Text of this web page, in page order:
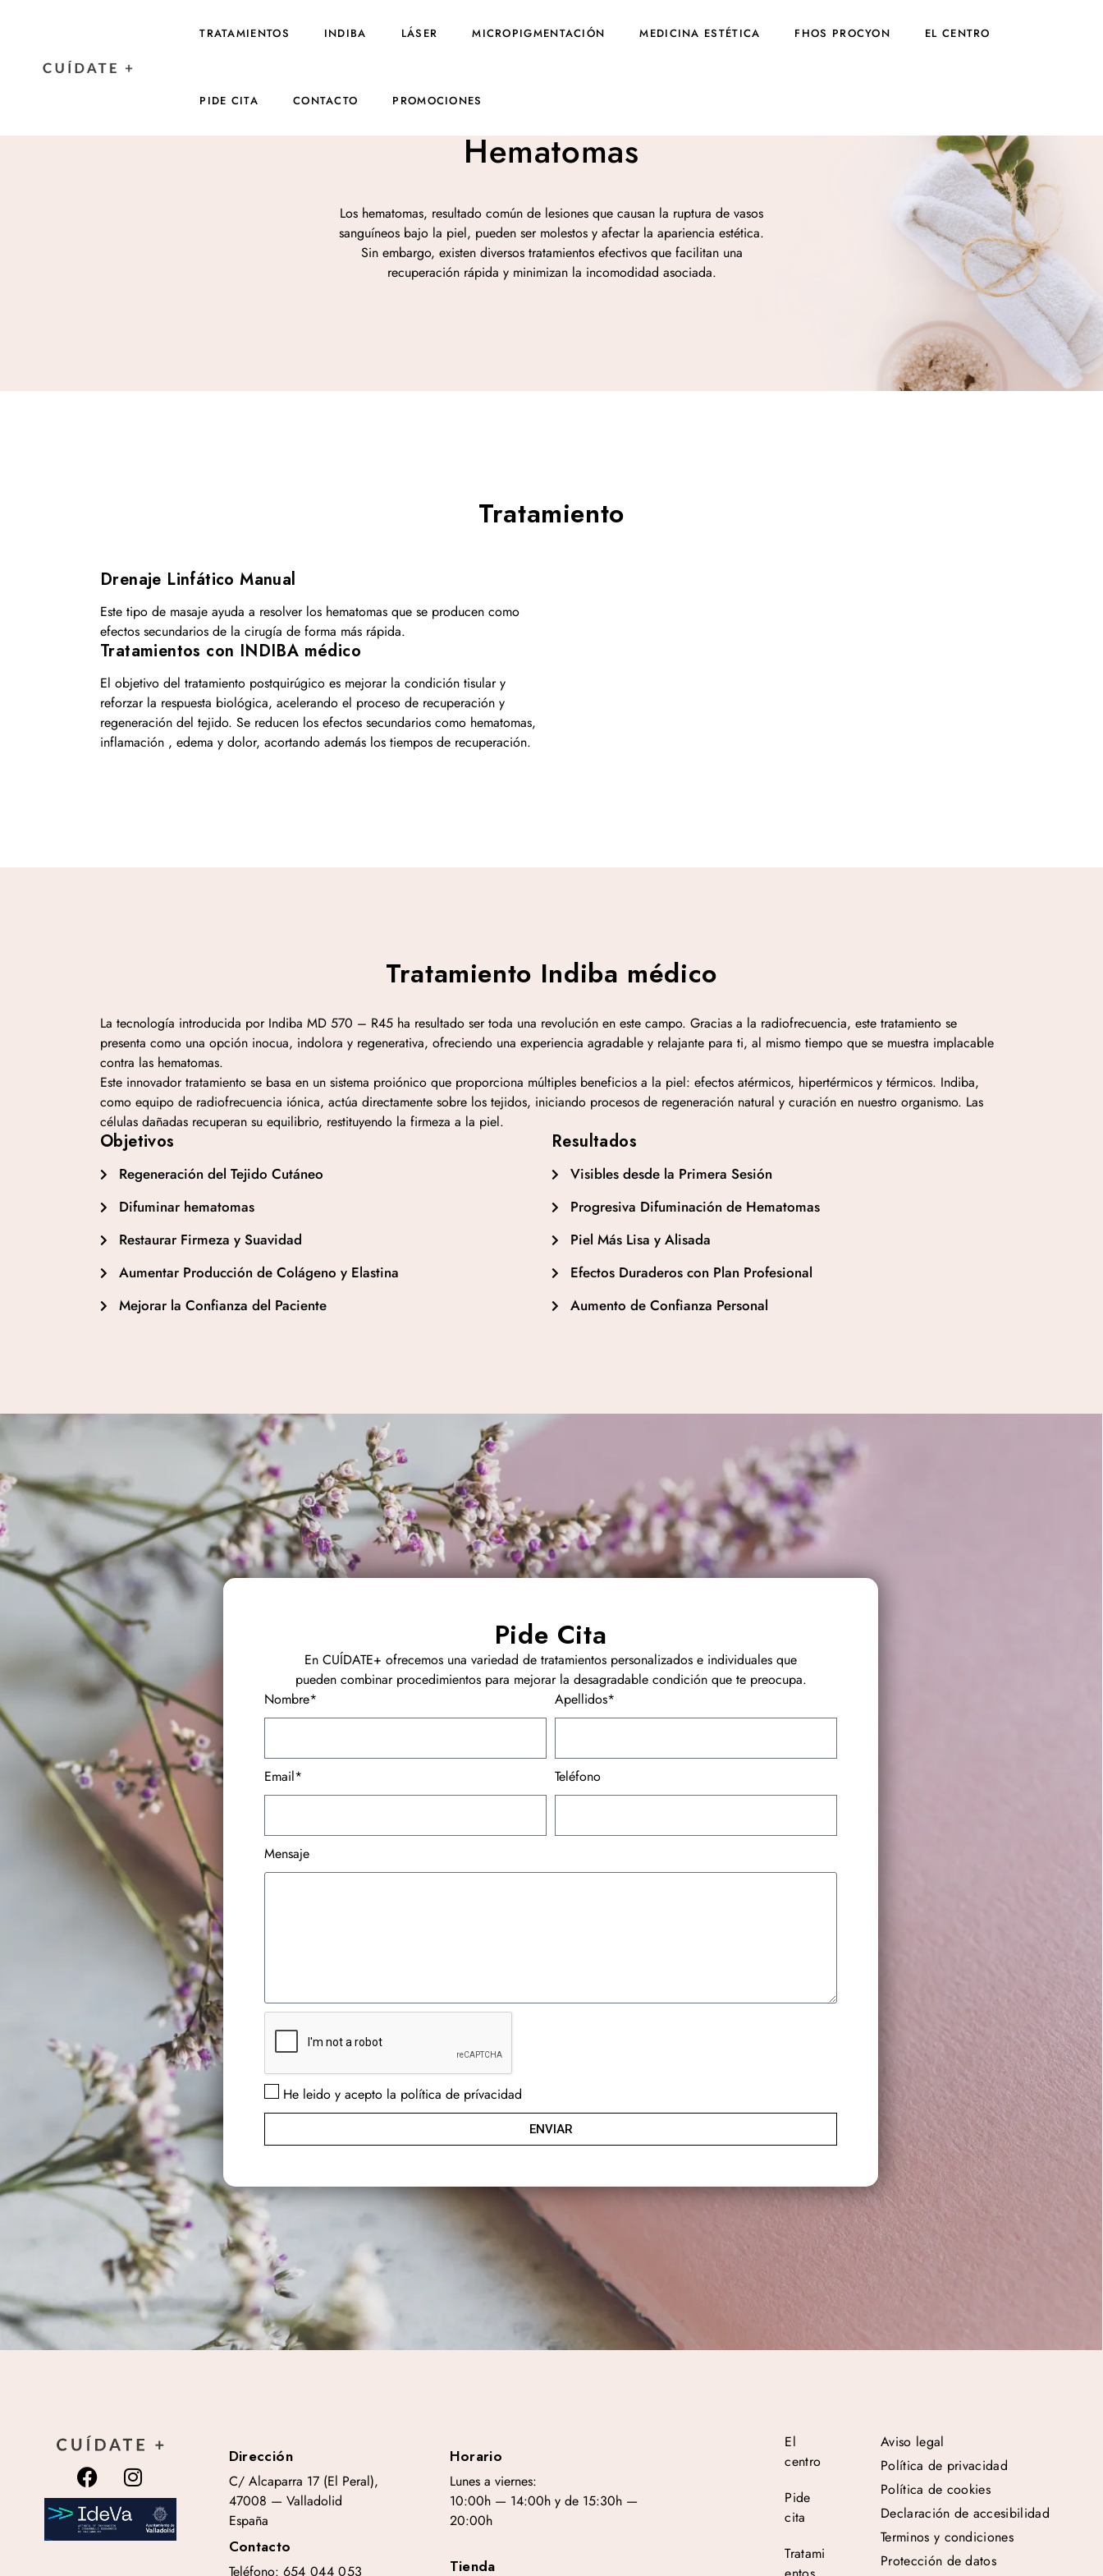
TRATAMIENTOS INDIBA LÁSER MICROPIGMENTACIÓN MEDICINA ESTÉTICA FHOS PROCYON EL CENTRO
PIDE CITA CONTACTO PROMOCIONES
Hematomas
Los hematomas, resultado común de lesiones que causan la ruptura de vasos
sanguíneos bajo la piel, pueden ser molestos y afectar la apariencia estética.
Sin embargo, existen diversos tratamientos efectivos que facilitan una
recuperación rápida y minimizan la incomodidad asociada.
Tratamiento
Drenaje Linfático Manual
Este tipo de masaje ayuda a resolver los hematomas que se producen como
efectos secundarios de la cirugía de forma más rápida.
Tratamientos con INDIBA médico
El objetivo del tratamiento postquirúgico es mejorar la condición tisular y
reforzar la respuesta biológica, acelerando el proceso de recuperación y
regeneración del tejido. Se reducen los efectos secundarios como hematomas,
inflamación , edema y dolor, acortando además los tiempos de recuperación.
Tratamiento Indiba médico
La tecnología introducida por Indiba MD 570 – R45 ha resultado ser toda una revolución en este campo. Gracias a la radiofrecuencia, este tratamiento se
presenta como una opción inocua, indolora y regenerativa, ofreciendo una experiencia agradable y relajante para ti, al mismo tiempo que se muestra implacable
contra las hematomas.
Este innovador tratamiento se basa en un sistema proiónico que proporciona múltiples beneficios a la piel: efectos atérmicos, hipertérmicos y térmicos. Indiba,
como equipo de radiofrecuencia iónica, actúa directamente sobre los tejidos, iniciando procesos de regeneración natural y curación en nuestro organismo. Las
células dañadas recuperan su equilibrio, restituyendo la firmeza a la piel.
Objetivos
Regeneración del Tejido Cutáneo
Difuminar hematomas
Restaurar Firmeza y Suavidad
Aumentar Producción de Colágeno y Elastina
Mejorar la Confianza del Paciente
Resultados
Visibles desde la Primera Sesión
Progresiva Difuminación de Hematomas
Piel Más Lisa y Alisada
Efectos Duraderos con Plan Profesional
Aumento de Confianza Personal
Pide Cita
En CUÍDATE+ ofrecemos una variedad de tratamientos personalizados e individuales que
pueden combinar procedimientos para mejorar la desagradable condición que te preocupa.
Nombre*
Apellidos*
Email* Teléfono
Mensaje
He leido y acepto la política de prívacidad
ENVIAR
Dirección
C/ Alcaparra 17 (El Peral),
47008 — Valladolid
España
Contacto
Teléfono: 654 044 053
Horario
Lunes a viernes:
10:00h — 14:00h y de 15:30h —
20:00h
Tienda
El
centro
Pide
cita
Tratami
Aviso legal
Política de privacidad
Política de cookies
Declaración de accesibilidad
Terminos y condiciones
Protección de datos